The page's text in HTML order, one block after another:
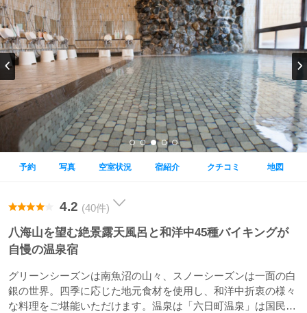
予約 写真 空室状況 宿紹介 クチコミ 地図
4.2 (40件)
八海山を望む絶景露天風呂と和洋中45種バイキングが
自慢の温泉宿
グリーンシーズンは南魚沼の山々、スノーシーズンは一面の白
銀の世界。四季に応じた地元食材を使用し、和洋中折衷の様々
な料理をご堪能いただけます。温泉は「六日町温泉」は国民保